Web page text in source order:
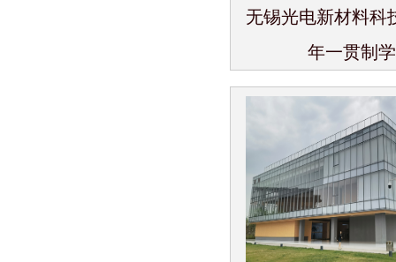
无锡光电新材料科
年一贯制